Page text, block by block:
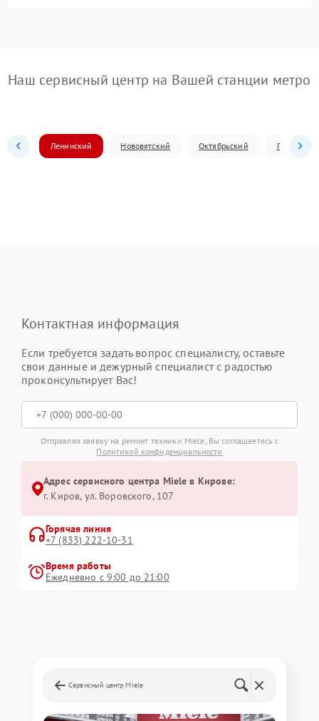
Наш сервисный центр на Вашей станции метро
Ленинский Нововятский Октябрьский
Контактная информация
Если требуется задать вопрос специалисту, оставьте
свои данные и дежурный специалист с радостью
проконсультирует Вас!
Отправляя заявку на ремонт техники Miele, Вы соглашаетесь с
Политикой конфиденциальности
Адрес сервисного центра Miele в Кирове:
г. Киров, ул. Воровского, 107
Горячая линия
+7 (833) 222-10-31
Время работы
Ежедневно с 9:00 до 21:00
Сервисный центр Miele